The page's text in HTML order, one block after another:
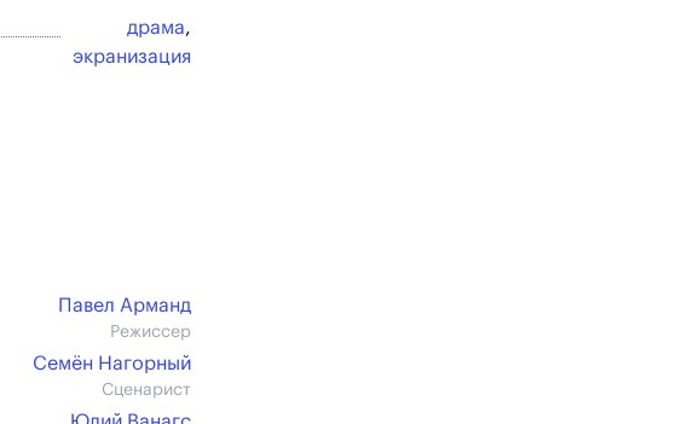
драма,
экранизация
Павел Арманд
Режиссер
Семён Нагорный
Сценарист